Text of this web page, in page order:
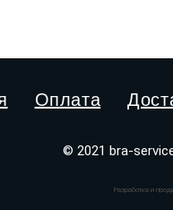
Оплата
© 2021 bra-
Разработка и